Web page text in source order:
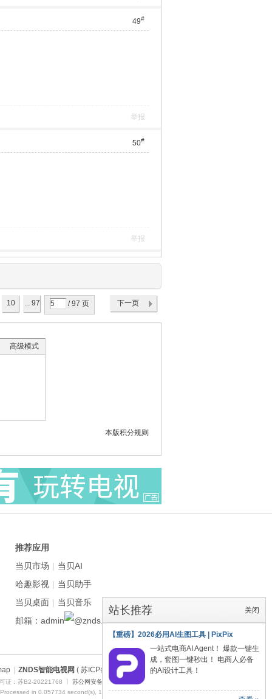
49#
举报
50#
举报
10 ... 97 / 97 页 下一页
高级模式
本版积分规则
关闭
站长推荐
【重磅】2026必用AI生图工具 | PixPix
一站式电商AI Agent！ 爆款一键生
成，套图一键秒出！ 电商人必备
的AI设计工具！
推荐应用
当贝市场 | 当贝AI
哈趣影视 | 当贝助手
当贝桌面 | 当贝音乐
邮箱：admin
znds.com
ZNDS智能电视网 ( 苏ICP备2023012627号 )
证：苏B2-20221768 丨 苏公网安备 32011402011373号
Processed in 0.057734 second(s), 10 queries , Redis On.